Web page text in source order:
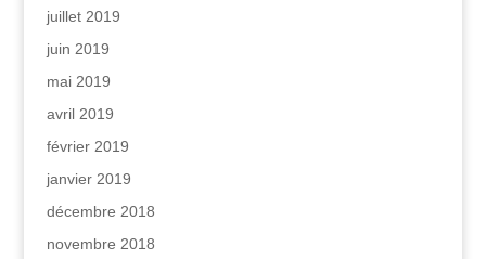
juillet 2019
juin 2019
mai 2019
avril 2019
février 2019
janvier 2019
décembre 2018
novembre 2018